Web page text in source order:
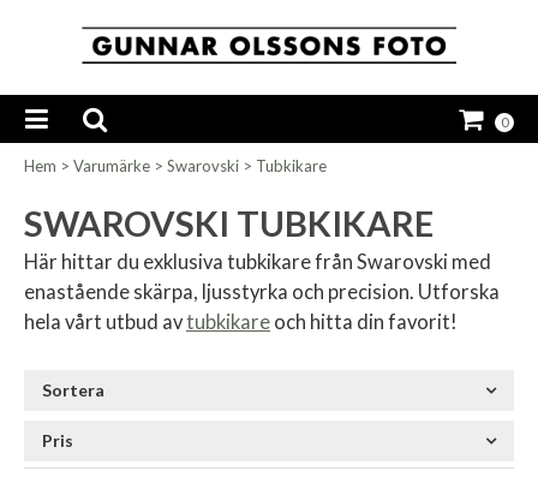
0
Hem > Varumärke > Swarovski > Tubkikare
SWAROVSKI TUBKIKARE
Här hittar du exklusiva tubkikare från Swarovski med
enastående skärpa, ljusstyrka och precision. Utforska
hela vårt utbud avtubkikare och hitta din favorit!
Sortera
Pris